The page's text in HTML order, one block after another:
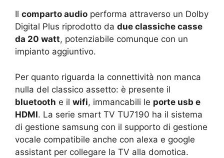
Il comparto audio performa attraverso un Dolby
Digital Plus riprodotto da due classiche casse
da 20 watt, potenziabile comunque con un
impianto aggiuntivo.
Per quanto riguarda la connettività non manca
nulla del classico assetto: è presente il
bluetooth e il wifi, immancabili le porte usb e
HDMI. La serie smart TV TU7190 ha il sistema
di gestione samsung con il supporto di gestione
vocale compatibile anche con alexa e google
assistant per collegare la TV alla domotica.